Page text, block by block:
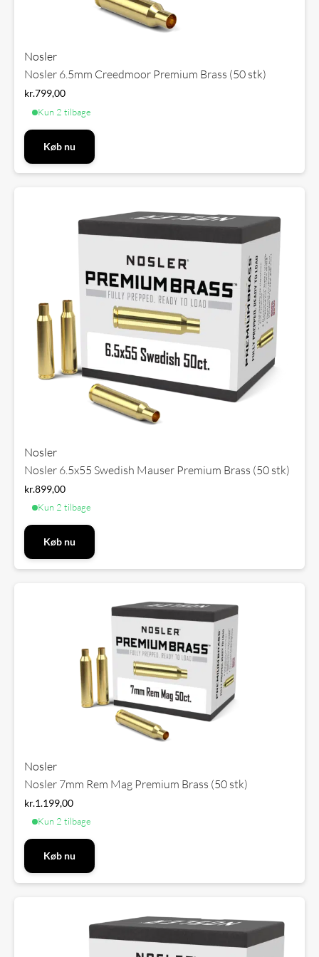
Nosler
Nosler 6.5mm Creedmoor Premium Brass (50 stk)
kr.799,00
Kun 2 tilbage
Køb nu
Nosler
Nosler 6.5x55 Swedish Mauser Premium Brass (50 stk)
kr.899,00
Kun 2 tilbage
Køb nu
Nosler
Nosler 7mm Rem Mag Premium Brass (50 stk)
kr.1.199,00
Kun 2 tilbage
Køb nu